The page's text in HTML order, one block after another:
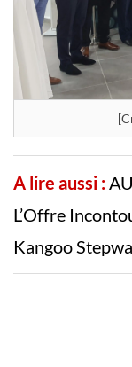
A lire aussi :
L’Offre
Kangoo